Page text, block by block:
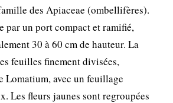
des Apiaceae (ombellifères).
par un port compact et ramifié,
30 à 60 cm de hauteur. La
feuilles finement divisées,
Lomatium, avec un feuillage
Les fleurs jaunes sont regroupées